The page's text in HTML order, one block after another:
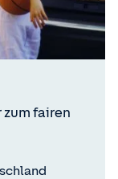
zum fairen